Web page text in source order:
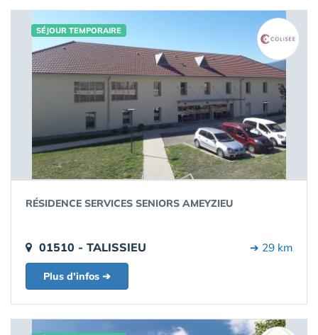
SÉJOUR TEMPORAIRE
RÉSIDENCE SERVICES SENIORS AMEYZIEU
01510 - TALISSIEU ➔ 29 km
Plus d'infos ➔